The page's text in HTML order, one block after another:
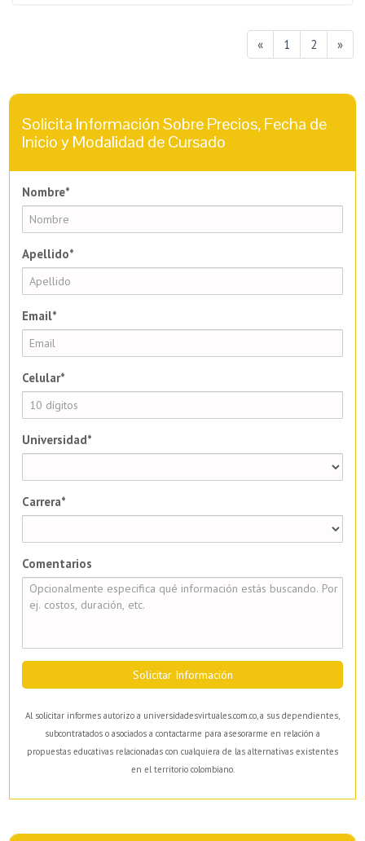
« 1 2 »
Solicita Información Sobre Precios, Fecha de
Inicio y Modalidad de Cursado
Nombre*
Apellido*
Email*
Celular*
Universidad*
Carrera*
Comentarios
Solicitar Información
Al solicitar informes autorizo a universidadesvirtuales.com.co, a sus dependientes,
subcontratados o asociados a contactarme para asesorarme en relación a
propuestas educativas relacionadas con cualquiera de las alternativas existentes
en el territorio colombiano.